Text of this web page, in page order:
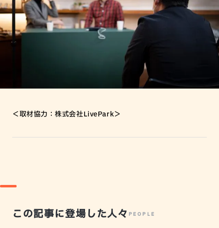
＜取材協力：株式会社LivePark＞
この記事に登場した人々 PEOPLE